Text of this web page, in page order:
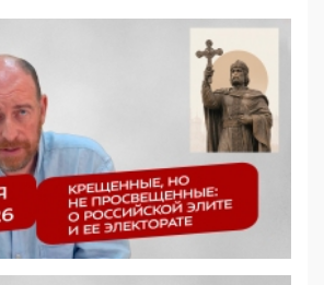
ЮНЕСКО в России, но
продолжают определять
граждан: Минцифры намерено
и муниципалитетов право
дома и социальные объекты от
от борца с
опасным контентом